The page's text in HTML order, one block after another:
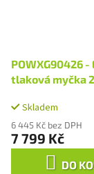
POWXG90426
tlaková myčka
Skladem
6 445 Kč bez DPH
7 799 Kč
DO